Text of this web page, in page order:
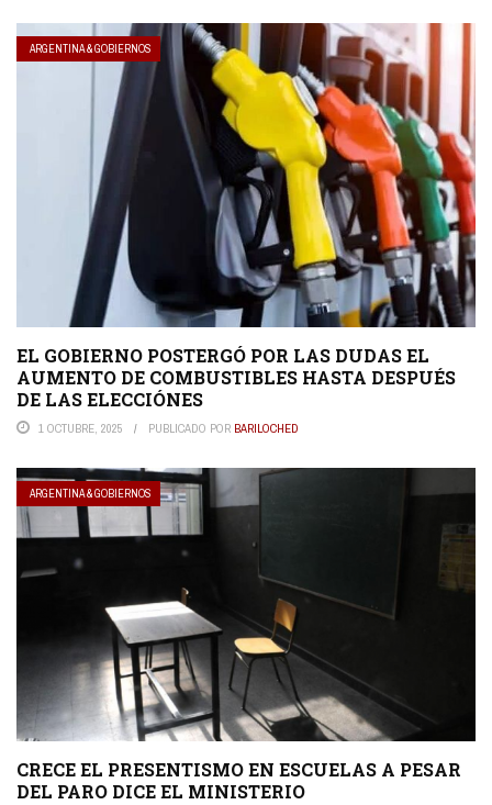
ARGENTINA & GOBIERNOS
EL GOBIERNO POSTERGÓ POR LAS DUDAS EL
AUMENTO DE COMBUSTIBLES HASTA DESPUÉS
DE LAS ELECCIÓNES
1 OCTUBRE, 2025 PUBLICADO POR BARILOCHED
ARGENTINA & GOBIERNOS
CRECE EL PRESENTISMO EN ESCUELAS A PESAR
DEL PARO DICE EL MINISTERIO